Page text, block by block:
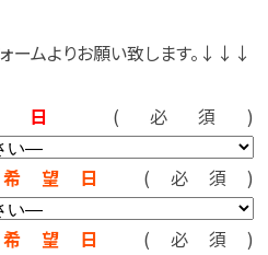
ムよりお願い致します。↓↓↓
日 (必須)
望日 (必須)
望日 (必須)